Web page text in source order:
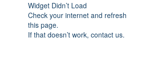
Widget Didn’t Load
Check your internet and refresh
this page.
If that doesn’t work, contact us.